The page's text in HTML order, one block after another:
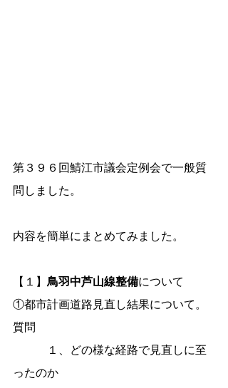
第３９６回鯖江市議会定例会で一般質
問しました。
内容を簡単にまとめてみました。
【１】 鳥羽中芦山線整備について
①都市計画道路見直し結果について。
質問
１、どの様な経路で見直しに至
ったのか